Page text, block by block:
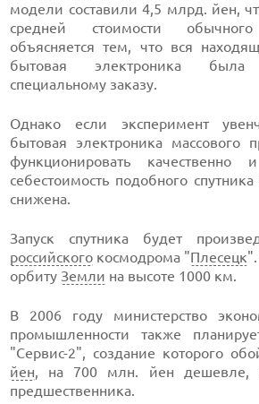
модели составили 4,5 млрд. йен,
средней стоимости
объясняется тем, что вся
бытовая электроника
специальному заказу.
Однако если эксперимент
бытовая электроника массового
функционировать
себестоимость подобного
снижена.
Запуск спутника будет
российского космодрома "Плесецк
орбитуЗемли на высоте 1000 км.
В 2006 году министерство
промышленности также
"Сервис-2", создание которого
йен, на 700 млн. йен дешевле,
предшественника.